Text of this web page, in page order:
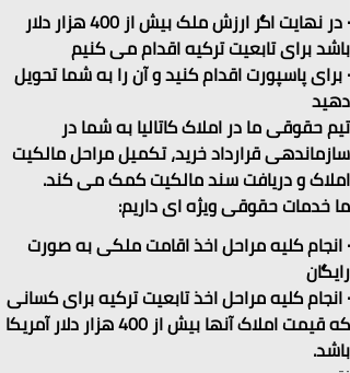
· در نهایت اگر ارزش ملک بیش از 400 هزار دلار
باشد برای تابعیت ترکیه اقدام می کنیم
· برای پاسپورت اقدام کنید و آن را به شما تحویل
دهید
تیم حقوقی ما در املاک کاتالیا به شما در
سازماندهی قرارداد خرید، تکمیل مراحل مالکیت
املاک و دریافت سند مالکیت کمک می کند.
ما خدمات حقوقی ویژه ای داریم:
· انجام کلیه مراحل اخذ اقامت ملکی به صورت
رایگان
· انجام کلیه مراحل اخذ تابعیت ترکیه برای کسانی
که قیمت املاک آنها بیش از 400 هزار دلار آمریکا
باشد.